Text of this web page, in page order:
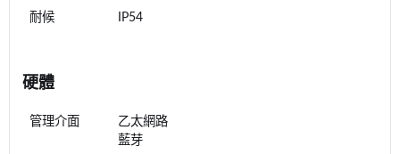
耐候 IP54
硬體
管理介面
乙太網路
藍芽